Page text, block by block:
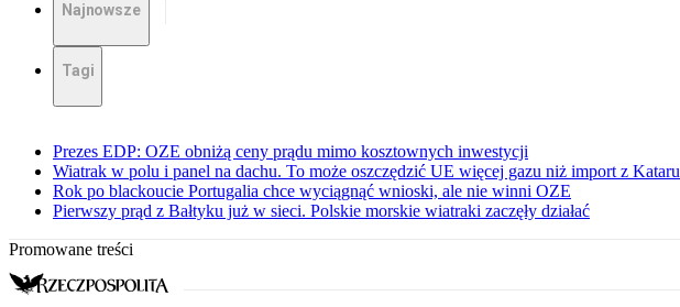
Najnowsze
Tagi
Prezes EDP: OZE obniżą ceny prądu mimo kosztownych inwestycji
Wiatrak w polu i panel na dachu. To może oszczędzić UE więcej gazu niż import z Kataru
Rok po blackoucie Portugalia chce wyciągnąć wnioski, ale nie winni OZE
Pierwszy prąd z Bałtyku już w sieci. Polskie morskie wiatraki zaczęły działać
Promowane treści